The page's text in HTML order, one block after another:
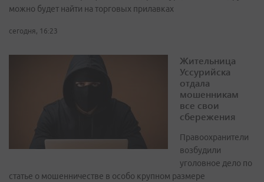
можно будет найти на торговых прилавках
сегодня, 16:23
Жительница
Уссурийска
отдала
мошенникам
все свои
сбережения
Правоохранители
возбудили
уголовное дело по
статье о мошенничестве в особо крупном размере